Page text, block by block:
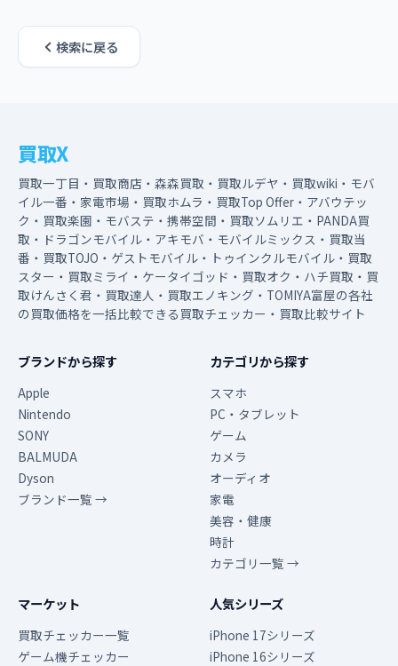
検索に戻る
買取X
買取一丁目・買取商店・森森買取・買取ルデヤ・買取wiki・モバ
イル一番・家電市場・買取ホムラ・買取Top Offer・アバウテッ
ク・買取楽園・モバステ・携帯空間・買取ソムリエ・PANDA買
取・ドラゴンモバイル・アキモバ・モバイルミックス・買取当
番・買取TOJO・ゲストモバイル・トゥインクルモバイル・買取
スター・買取ミライ・ケータイゴッド・買取オク・ハチ買取・買
取けんさく君・買取達人・買取エノキング・TOMIYA富屋の各社
の買取価格を一括比較できる買取チェッカー・買取比較サイト
ブランドから探す
Apple
Nintendo
SONY
BALMUDA
Dyson
ブランド一覧 →
カテゴリから探す
スマホ
PC・タブレット
ゲーム
カメラ
オーディオ
家電
美容・健康
時計
カテゴリ一覧 →
マーケット
買取チェッカー一覧
ゲーム機チェッカー
人気シリーズ
iPhone 17シリーズ
iPhone 16シリーズ